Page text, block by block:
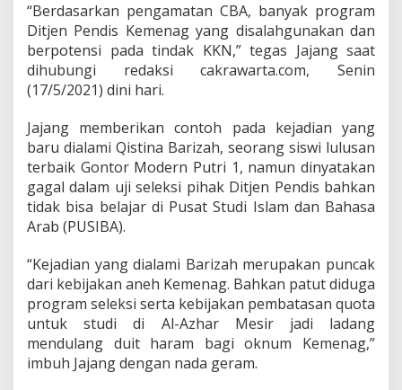
a
q
u
t
E
l
u
a
s
i
D
e
n
P
e
n
d
i
“Berdasarkan pengamatan CBA, banyak program
Ditjen Pendis Kemenag yang disalahgunakan dan
berpotensi pada tindak KKN,” tegas Jajang saat
dihubungi redaksi cakrawarta.com, Senin
(17/5/2021) dini hari.
Jajang memberikan contoh pada kejadian yang
baru dialami Qistina Barizah, seorang siswi lulusan
terbaik Gontor Modern Putri 1, namun dinyatakan
gagal dalam uji seleksi pihak Ditjen Pendis bahkan
tidak bisa belajar di Pusat Studi Islam dan Bahasa
Arab (PUSIBA).
“Kejadian yang dialami Barizah merupakan puncak
dari kebijakan aneh Kemenag. Bahkan patut diduga
program seleksi serta kebijakan pembatasan quota
untuk studi di Al-Azhar Mesir jadi ladang
mendulang duit haram bagi oknum Kemenag,”
imbuh Jajang dengan nada geram.